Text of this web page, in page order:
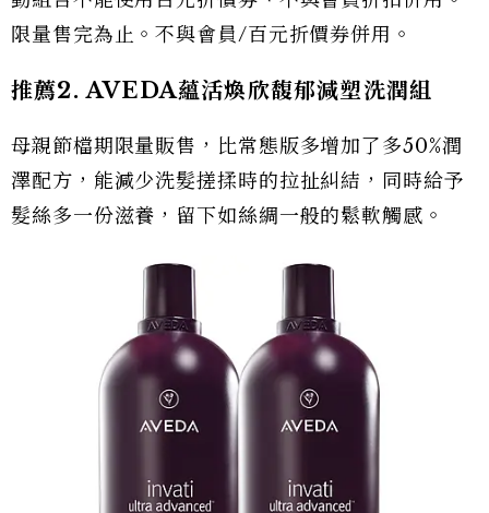
限量售完為止。不與會員/百元折價券併用。
推薦2. AVEDA蘊活煥欣馥郁減塑洗潤組
母親節檔期限量販售，比常態版多增加了多50%潤
澤配方，能減少洗髮搓揉時的拉扯糾結，同時給予
髮絲多一份滋養，留下如絲綢一般的鬆軟觸感。